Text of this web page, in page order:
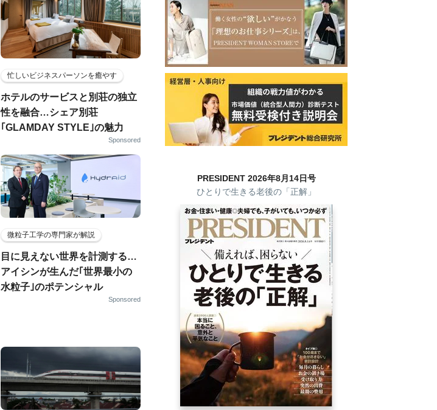
忙しいビジネスパーソンを癒やす
ホテルのサービスと別荘の独立
性を融合…シェア別荘
｢GLAMDAY STYLE｣の魅力
Sponsored
微粒子工学の専門家が解説
目に見えない世界を計測する…
アイシンが生んだ｢世界最小の
水粒子｣のポテンシャル
Sponsored
PRESIDENT 2026年8月14日号
ひとりで生きる老後の「正解」